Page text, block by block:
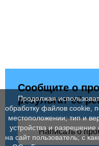
Сообщите о
результат её
Написать о
Продолжая
обработку файлов cookie,
местоположении; тип и
устройства и разрешение
на сайт пользователь; с